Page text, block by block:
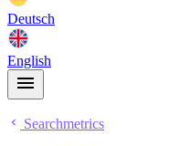
Deutsch
English
Searchmetrics